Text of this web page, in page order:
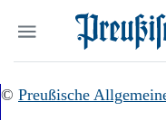
Suchen und
© Preußische